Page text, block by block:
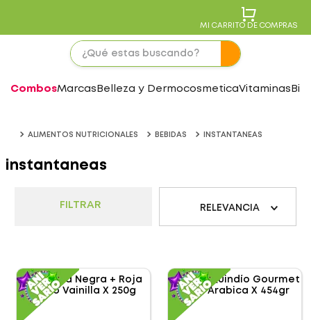
MI CARRITO DE COMPRAS
CombosMarcas Belleza y DermocosmeticaVitaminas
ALIMENTOS NUTRICIONALES BEBIDAS INSTANTANEAS
instantaneas
FILTRAR RELEVANCIA